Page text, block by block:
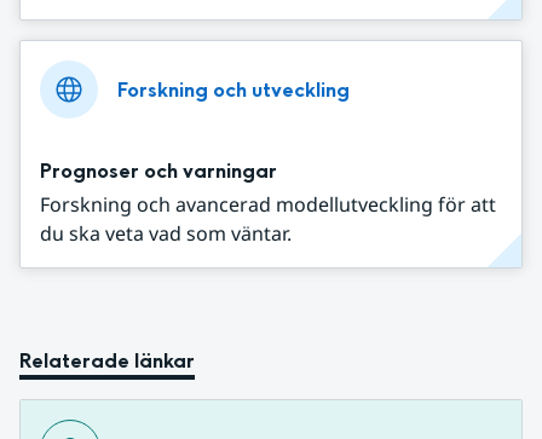
Forskning och utveckling
Prognoser och varningar
Forskning och avancerad modellutveckling för att
du ska veta vad som väntar.
Relaterade länkar